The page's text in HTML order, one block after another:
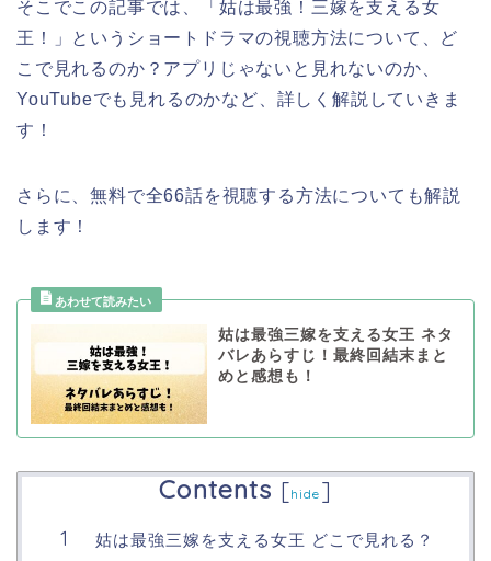
そこでこの記事では、「姑は最強！三嫁を支える女
王！」というショートドラマの視聴方法について、ど
こで見れるのか？アプリじゃないと見れないのか、
YouTubeでも見れるのかなど、詳しく解説していきま
す！
さらに、無料で全66話を視聴する方法についても解説
します！
姑は最強三嫁を支える女王 ネタ
バレあらすじ！最終回結末まと
めと感想も！
Contents [hide ]
姑は最強三嫁を支える女王 どこで見れる？